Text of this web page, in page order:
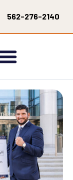
562-276-2140